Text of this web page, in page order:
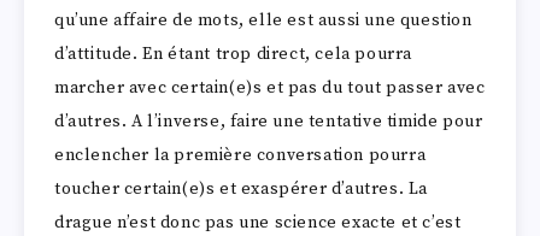
qu’une affaire de mots, elle est aussi une question
d’attitude. En étant trop direct, cela pourra
marcher avec certain(e)s et pas du tout passer avec
d’autres. A l’inverse, faire une tentative timide pour
enclencher la première conversation pourra
toucher certain(e)s et exaspérer d’autres. La
drague n’est donc pas une science exacte et c’est